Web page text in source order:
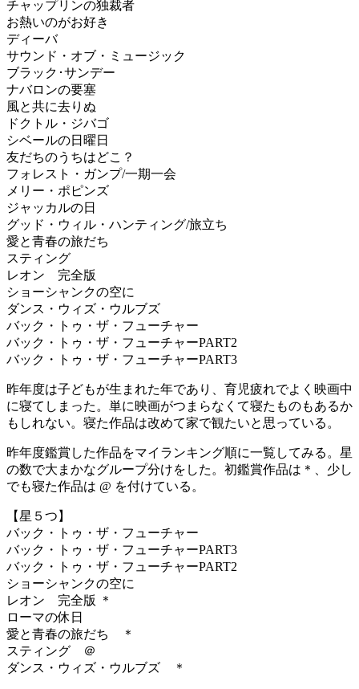
チャップリンの独裁者
お熱いのがお好き
ディーバ
サウンド・オブ・ミュージック
ブラック･サンデー
ナバロンの要塞
風と共に去りぬ
ドクトル・ジバゴ
シベールの日曜日
友だちのうちはどこ？
フォレスト・ガンプ/一期一会
メリー・ポピンズ
ジャッカルの日
グッド・ウィル・ハンティング/旅立ち
愛と青春の旅だち
スティング
レオン 完全版
ショーシャンクの空に
ダンス・ウィズ・ウルブズ
バック・トゥ・ザ・フューチャー
バック・トゥ・ザ・フューチャーPART2
バック・トゥ・ザ・フューチャーPART3
昨年度は子どもが生まれた年であり、育児疲れでよく映画中
に寝てしまった。単に映画がつまらなくて寝たものもあるか
もしれない。寝た作品は改めて家で観たいと思っている。
昨年度鑑賞した作品をマイランキング順に一覧してみる。星
の数で大まかなグループ分けをした。初鑑賞作品は＊、少し
でも寝た作品は @ を付けている。
【星５つ】
バック・トゥ・ザ・フューチャー
バック・トゥ・ザ・フューチャーPART3
バック・トゥ・ザ・フューチャーPART2
ショーシャンクの空に
レオン 完全版 ＊
ローマの休日
愛と青春の旅だち ＊
スティング ＠
ダンス・ウィズ・ウルブズ ＊